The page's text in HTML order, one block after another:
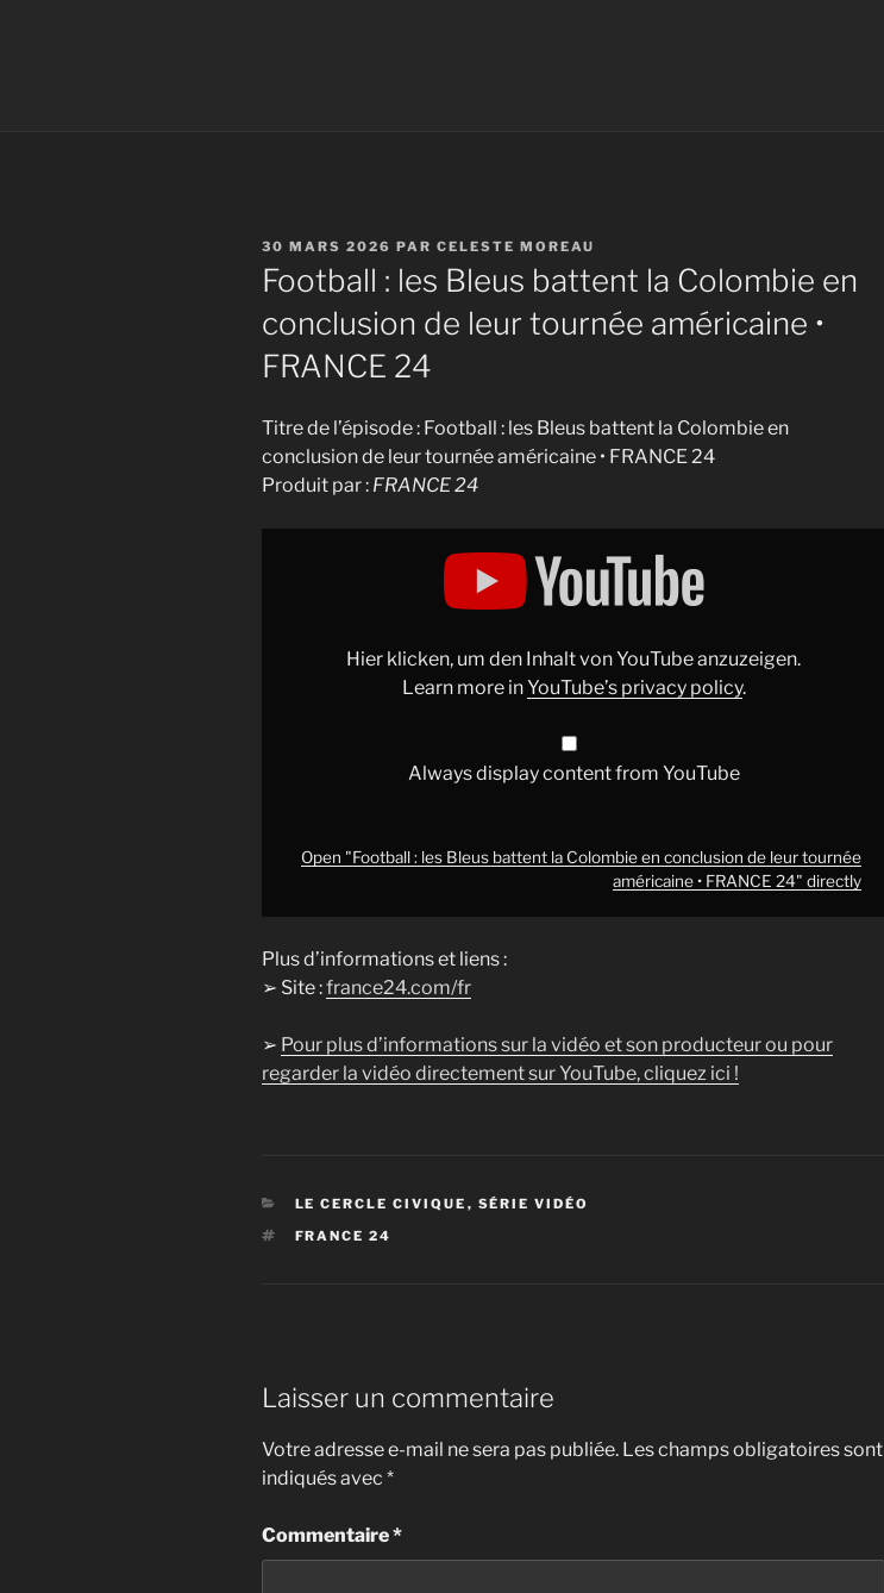
PUBLIÉ
LE
30 MARS 2026 PAR CELESTE MOREAU
Football : les Bleus battent la Colombie en
conclusion de leur tournée américaine •
FRANCE 24
Titre de l’épisode : Football : les Bleus battent la Colombie en
conclusion de leur tournée américaine • FRANCE 24
Produit par : FRANCE 24
américaine
FRANCE
24"
YouTube
Hier klicken, um den Inhalt von YouTube anzuzeigen.
Learn more inYouTube’s privacy policy.
Always display content from YouTube
Open "Football : les Bleus battent la Colombie en conclusion de leur tournée
américaine • FRANCE 24" directly
Plus d’informations et liens :
➢ Site :france24.com/fr
➢ Pour plus d’informations sur la vidéo et son producteur ou pour
regarder la vidéo directement sur YouTube, cliquez ici !
CATÉGORIES
LE CERCLE CIVIQUE , SÉRIE VIDÉO
ÉTIQUETTES
FRANCE 24
Laisser un commentaire
Votre adresse e-mail ne sera pas publiée. Les champs obligatoires sont
indiqués avec *
Commentaire*